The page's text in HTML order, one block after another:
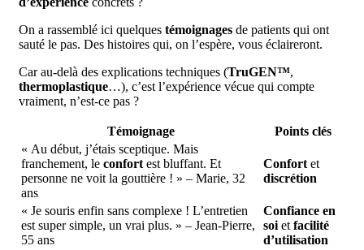
On a rassemblé ici quelques témoignages de patients qui ont
sauté le pas. Des histoires qui, on l’espère, vous éclaireront.
Car au-delà des explications techniques (TruGEN™,
thermoplastique…), c’est l’expérience vécue qui compte
vraiment, n’est-ce pas ?
Témoignage
Points clés
« Au début, j’étais sceptique. Mais
franchement, le confort est bluffant. Et
personne ne voit la gouttière ! » – Marie, 32
ans
Confort et
discrétion
« Je souris enfin sans complexe ! L’entretien
est super simple, un vrai plus. » – Jean-Pierre,
55 ans
Confiance en
soi et facilité
d’utilisation